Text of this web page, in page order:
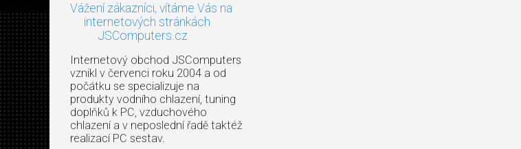
Vážení zákazníci, vítáme Vás na
internetových stránkách
JSComputers.cz
Internetový obchod JSComputers
vznikl v červenci roku 2004 a od
počátku se specializuje na
produkty vodního chlazení, tuning
doplňků k PC, vzduchového
chlazení a v neposlední řadě taktéž
realizací PC sestav.